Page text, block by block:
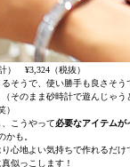
） ¥3,324（税抜）
そうで、使い勝手も良さそ
そのまま砂時計で遊んじゃ
）
こうやって必要なアイテムが
かも。
心地よい気持ちで作れるだ
似っこします！